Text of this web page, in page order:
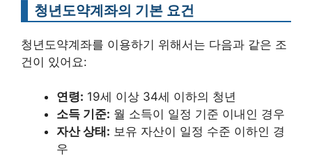
청년도약계좌의 기본 요건
청년도약계좌를 이용하기 위해서는 다음과 같은 조
건이 있어요:
연령: 19세 이상 34세 이하의 청년
소득 기준: 월 소득이 일정 기준 이내인 경우
자산 상태: 보유 자산이 일정 수준 이하인 경
우